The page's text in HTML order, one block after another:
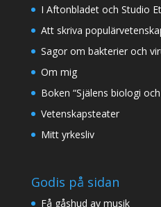
I Aftonbladet och Studio
Att skriva
Sagor om bakterier och
Om mig
Boken “Själens biologi
Vetenskapsteater
Mitt yrkesliv
Godis på sidan
Få gåshud av musik